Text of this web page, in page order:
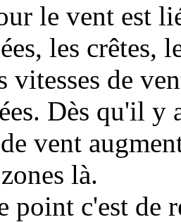
le vent est
les crêtes,
vitesses de
Dès qu'il y
vent
là.
point c'est de